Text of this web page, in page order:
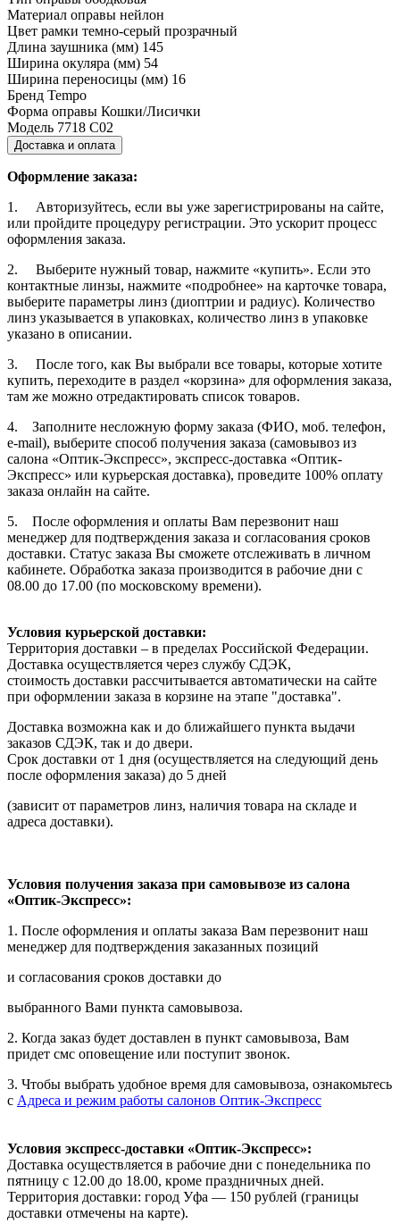
Материал оправы нейлон
Цвет рамки темно-серый прозрачный
Длина заушника (мм) 145
Ширина окуляра (мм) 54
Ширина переносицы (мм) 16
Бренд Tempo
Форма оправы Кошки/Лисички
Модель 7718 С02
Доставка и оплата
Оформление заказа:
1. Авторизуйтесь, если вы уже зарегистрированы на сайте,
или пройдите процедуру регистрации. Это ускорит процесс
оформления заказа.
2. Выберите нужный товар, нажмите «купить». Если это
контактные линзы, нажмите «подробнее» на карточке товара,
выберите параметры линз (диоптрии и радиус). Количество
линз указывается в упаковках, количество линз в упаковке
указано в описании.
3. После того, как Вы выбрали все товары, которые хотите
купить, переходите в раздел «корзина» для оформления заказа,
там же можно отредактировать список товаров.
4. Заполните несложную форму заказа (ФИО, моб. телефон,
e-mail), выберите способ получения заказа (самовывоз из
салона «Оптик-Экспресс», экспресс-доставка «Оптик-
Экспресс» или курьерская доставка), проведите 100% оплату
заказа онлайн на сайте.
5. После оформления и оплаты Вам перезвонит наш
менеджер для подтверждения заказа и согласования сроков
доставки. Статус заказа Вы сможете отслеживать в личном
кабинете. Обработка заказа производится в рабочие дни с
08.00 до 17.00 (по московскому времени).
Условия курьерской доставки:
Территория доставки – в пределах Российской Федерации.
Доставка осуществляется через службу СДЭК,
стоимость доставки рассчитывается автоматически на сайте
при оформлении заказа в корзине на этапе "доставка".
Доставка возможна как и до ближайшего пункта выдачи
заказов СДЭК, так и до двери.
Срок доставки от 1 дня (осуществляется на следующий день
после оформления заказа) до 5 дней
(зависит от параметров линз, наличия товара на складе и
адреса доставки).
Условия получения заказа при самовывозе из салона
«Оптик-Экспресс»:
1. После оформления и оплаты заказа Вам перезвонит наш
менеджер для подтверждения заказанных позиций
и согласования сроков доставки до
выбранного Вами пункта самовывоза.
2. Когда заказ будет доставлен в пункт самовывоза, Вам
придет смс оповещение или поступит звонок.
3. Чтобы выбрать удобное время для самовывоза, ознакомьтесь
с Адреса и режим работы салонов Оптик-Экспресс
Условия экспресс-доставки «Оптик-Экспресс»:
Доставка осуществляется в рабочие дни с понедельника по
пятницу с 12.00 до 18.00, кроме праздничных дней.
Территория доставки: город Уфа — 150 рублей (границы
доставки отмечены на карте).